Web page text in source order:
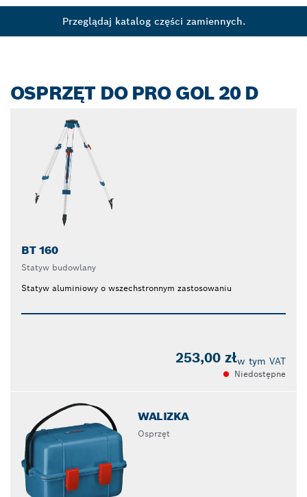
Przeglądaj katalog części zamiennych.
OSPRZĘT DO PRO GOL 20 D
BT 160
Statyw budowlany
Statyw aluminiowy o wszechstronnym zastosowaniu
253,00 złw tym VAT
Niedostępne
WALIZKA
Osprzęt